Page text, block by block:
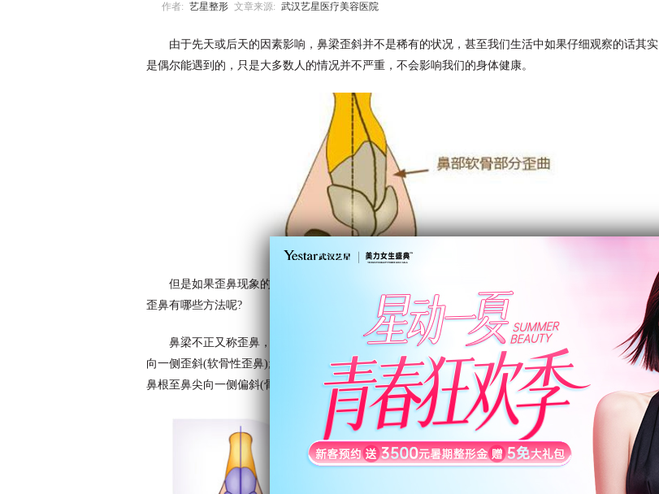
作者: 艺星整形 文章来源: 武汉艺星医疗美容医院
由于先天或后天的因素影响，鼻梁歪斜并不是稀有的状况，甚至我们生活中如果仔细观察的话其实
是偶尔能遇到的，只是大多数人的情况并不严重，不会影响我们的身体健康。
但是如果歪鼻现象的出现会引发鼻部功能上的问题，就需要支对性的施行做歪鼻整形手术。那么，
歪鼻有哪些方法呢?
鼻梁不正又称歪鼻，是由先天或外伤等原因造成的鼻梁偏离中线。有的歪鼻的表现为鼻梁下半部分
向一侧歪斜(软骨性歪鼻); 有的鼻梁中部偏斜，鼻尖位置正常(鼻梁呈C形，骨性歪鼻);有的表现为鼻梁从
鼻根至鼻尖向一侧偏斜(骨性-软骨性歪鼻)。